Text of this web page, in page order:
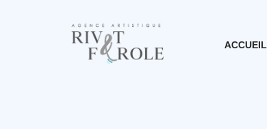
ACCUEIL